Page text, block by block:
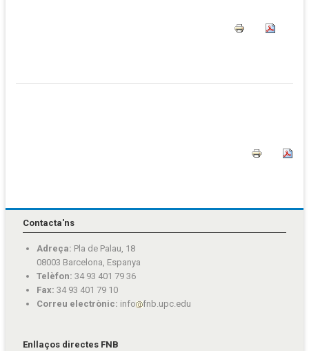
Contacta'ns
Adreça: Pla de Palau, 18
08003 Barcelona, Espanya
Telèfon: 34 93 401 79 36
Fax: 34 93 401 79 10
Correu electrònic: info fnb.upc.edu
Enllaços directes FNB